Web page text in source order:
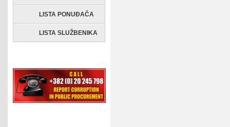
LISTA PONUĐAČA
LISTA SLUŽBENIKA